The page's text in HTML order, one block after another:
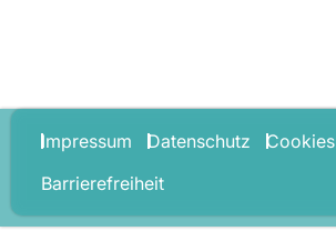
Impressum Datenschutz
Cookies
Barrierefreiheit